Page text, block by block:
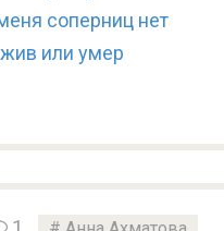
соперниц нет
или умер